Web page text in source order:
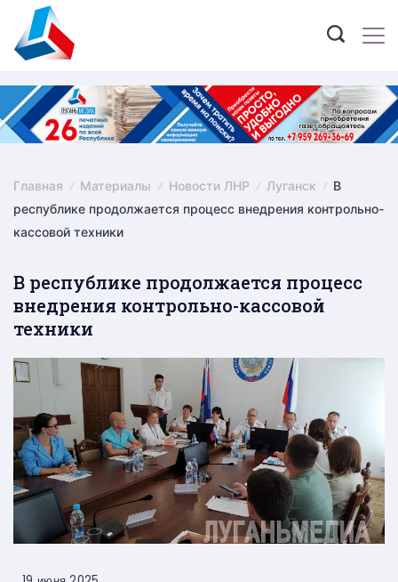
content
Главная Материалы Новости ЛНР Луганск
В
республике продолжается процесс внедрения контрольно-
кассовой техники
В республике продолжается процесс
внедрения контрольно-кассовой
техники